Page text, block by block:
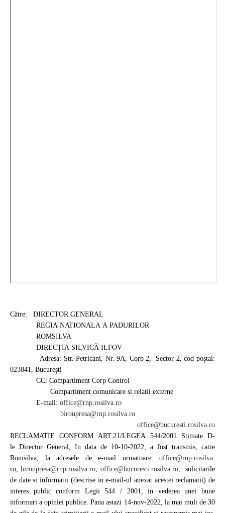
Către: DIRECTOR GENERAL
REGIA NATIONALA A PADURILOR
ROMSILVA
DIRECȚIA SILVICĂ ILFOV
Adresa: Str. Petricani, Nr. 9A, Corp 2, Sector 2, cod poștal:
023841, București
CC: Compartiment Corp Control
Compartiment comunicare si relatii externe
E-mail: office@rnp.rosilva.ro
biroupresa@rnp.rosilva.ro
office@bucuresti.rosilva.ro
RECLAMATIE CONFORM ART.21/LEGEA 544/2001 Stimate D-
le Director General, In data de 10-10-2022, a fost transmis, catre
Romsilva, la adresele de e-mail urmatoare: office@rnp.rosilva
ro,biroupresa@rnp.rosilva.ro office@bucuresti.rosilva.ro, solicitarile
de date si informatii (descrise in e-mail-ul anexat acestei reclamatii) de
interes public conform Legii 544 / 2001, in vederea unei bune
informari a opiniei publice. Pana astazi 14-nov-2022, la mai mult de 30